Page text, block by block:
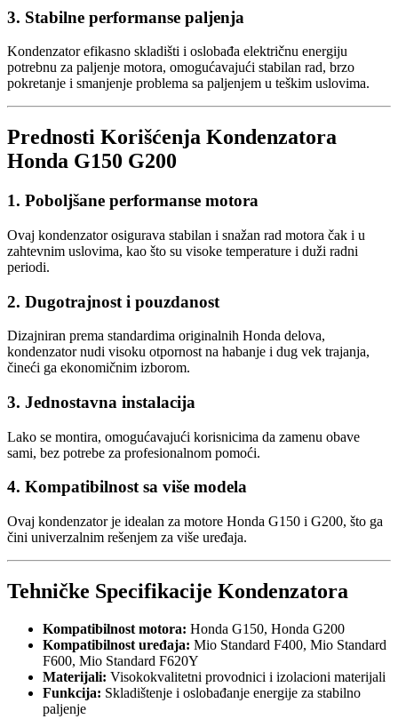
3. Stabilne performanse paljenja
Kondenzator efikasno skladišti i oslobađa električnu energiju
potrebnu za paljenje motora, omogućavajući stabilan rad, brzo
pokretanje i smanjenje problema sa paljenjem u teškim uslovima.
Prednosti Korišćenja Kondenzatora
Honda G150 G200
1. Poboljšane performanse motora
Ovaj kondenzator osigurava stabilan i snažan rad motora čak i u
zahtevnim uslovima, kao što su visoke temperature i duži radni
periodi.
2. Dugotrajnost i pouzdanost
Dizajniran prema standardima originalnih Honda delova,
kondenzator nudi visoku otpornost na habanje i dug vek trajanja,
čineći ga ekonomičnim izborom.
3. Jednostavna instalacija
Lako se montira, omogućavajući korisnicima da zamenu obave
sami, bez potrebe za profesionalnom pomoći.
4. Kompatibilnost sa više modela
Ovaj kondenzator je idealan za motore Honda G150 i G200, što ga
čini univerzalnim rešenjem za više uređaja.
Tehničke Specifikacije Kondenzatora
Kompatibilnost motora: Honda G150, Honda G200
Kompatibilnost uređaja: Mio Standard F400, Mio Standard
F600, Mio Standard F620Y
Materijali: Visokokvalitetni provodnici i izolacioni materijali
Funkcija: Skladištenje i oslobađanje energije za stabilno
paljenje